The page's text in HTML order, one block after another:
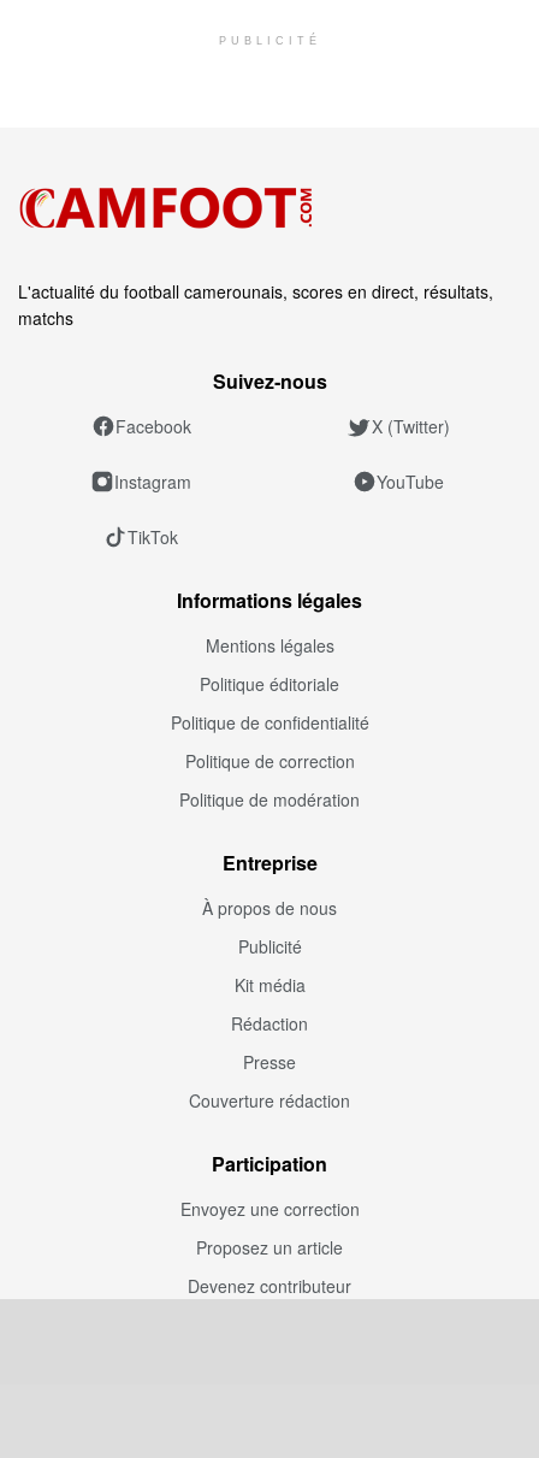
PUBLICITÉ
L'actualité du football camerounais, scores en direct, résultats,
matchs
Suivez‑nous
Facebook X (Twitter)
Instagram YouTube
TikTok
Informations légales
Mentions légales
Politique éditoriale
Politique de confidentialité
Politique de correction
Politique de modération
Entreprise
À propos de nous
Publicité
Kit média
Rédaction
Presse
Couverture rédaction
Participation
Envoyez une correction
Proposez un article
Devenez contributeur